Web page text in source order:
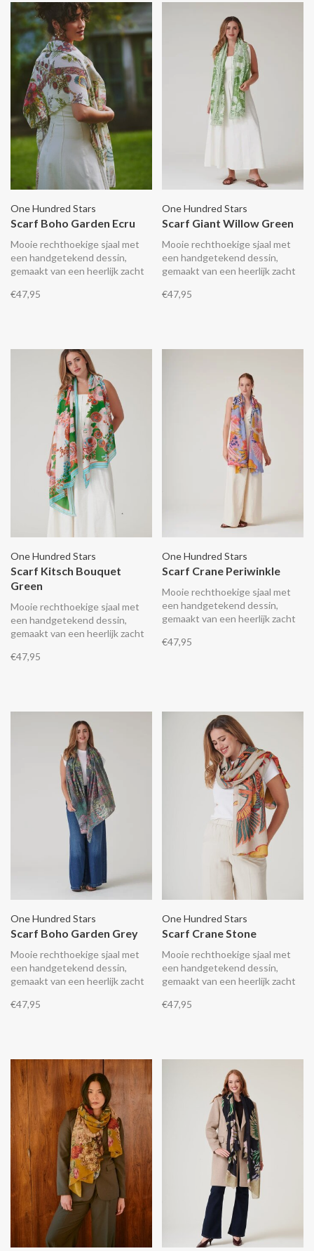
One Hundred Stars
Scarf Boho Garden Ecru
Mooie rechthoekige sjaal met
een handgetekend dessin,
gemaakt van een heerlijk zacht
materiaal wat aanvoelt als zijde.
€47,95
One Hundred Stars
Scarf Giant Willow Green
Mooie rechthoekige sjaal met
een handgetekend dessin,
gemaakt van een heerlijk zacht
materiaal wat aanvoelt als zijde.
€47,95
One Hundred Stars
Scarf Kitsch Bouquet
Green
Mooie rechthoekige sjaal met
een handgetekend dessin,
gemaakt van een heerlijk zacht
materiaal wat aanvoelt als zijde.
€47,95
One Hundred Stars
Scarf Crane Periwinkle
Mooie rechthoekige sjaal met
een handgetekend dessin,
gemaakt van een heerlijk zacht
materiaal wat aanvoelt als zijde.
€47,95
One Hundred Stars
Scarf Boho Garden Grey
Mooie rechthoekige sjaal met
een handgetekend dessin,
gemaakt van een heerlijk zacht
materiaal wat aanvoelt als zijde.
€47,95
One Hundred Stars
Scarf Crane Stone
Mooie rechthoekige sjaal met
een handgetekend dessin,
gemaakt van een heerlijk zacht
materiaal wat aanvoelt als zijde.
€47,95